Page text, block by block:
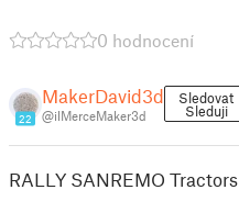
0 hodnocení
22
MakerDavid3d
@ilMerceMaker3d
Sledovat
Sleduji
RALLY SANREMO Tractors